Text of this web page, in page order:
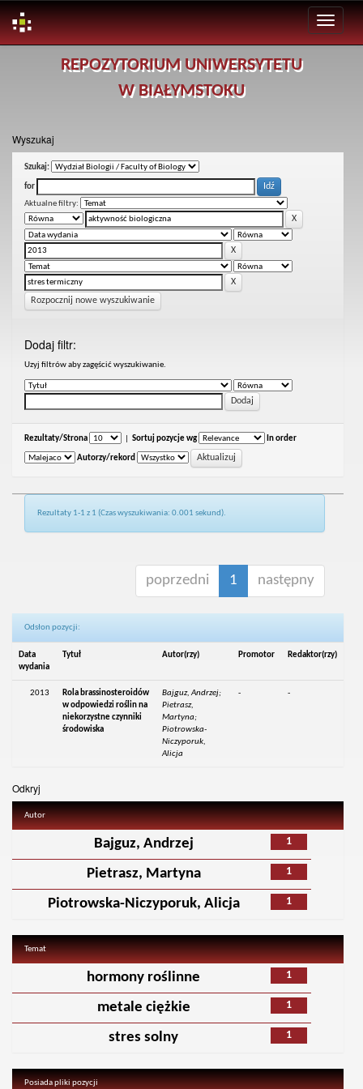
REPOZYTORIUM UNIWERSYTETU
W BIAŁYMSTOKU
Wyszukaj
Szukaj:
for
Aktualne filtry:
Rozpocznij nowe wyszukiwanie
Dodaj filtr:
Uzyj filtrów aby zagęścić wyszukiwanie.
Rezultaty/Strona Sortuj pozycje wg In order
Autorzy/rekord
Rezultaty 1-1 z 1 (Czas wyszukiwania: 0.001 sekund).
poprzedni 1 następny
Odsłon pozycji:
Data
wydania
Tytuł Autor(rzy) Promotor Redaktor(rzy)
2013
Rola brassinosteroidów
w odpowiedzi roślin na
niekorzystne czynniki
środowiska
Bajguz, Andrzej;
Pietrasz,
Martyna;
Piotrowska-
Niczyporuk,
Alicja
- -
Odkryj
Autor
1
Bajguz, Andrzej
1
Pietrasz, Martyna
1
Piotrowska-Niczyporuk, Alicja
Temat
1
hormony roślinne
1
metale ciężkie
1
stres solny
Posiada pliki pozycji